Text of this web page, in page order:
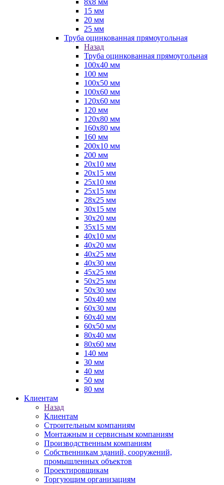
8х8 мм
15 мм
20 мм
25 мм
Труба оцинкованная прямоугольная
Назад
Труба оцинкованная прямоугольная
100х40 мм
100 мм
100х50 мм
100х60 мм
120х60 мм
120 мм
120х80 мм
160х80 мм
160 мм
200х10 мм
200 мм
20х10 мм
20х15 мм
25х10 мм
25х15 мм
28х25 мм
30х15 мм
30х20 мм
35х15 мм
40х10 мм
40х20 мм
40х25 мм
40х30 мм
45х25 мм
50х25 мм
50х30 мм
50х40 мм
60х30 мм
60х40 мм
60х50 мм
80х40 мм
80х60 мм
140 мм
30 мм
40 мм
50 мм
80 мм
Клиентам
Назад
Клиентам
Строительным компаниям
Монтажным и сервисным компаниям
Производственным компаниям
Собственникам зданий, сооружений,
промышленных объектов
Проектировщикам
Торгующим организациям